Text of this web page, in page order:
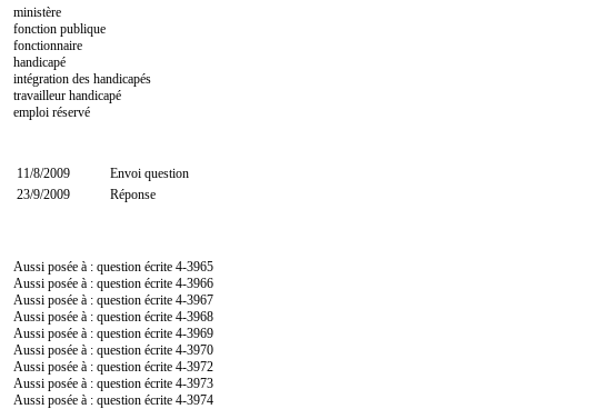
ministère
fonction publique
fonctionnaire
handicapé
intégration des handicapés
travailleur handicapé
emploi réservé
11/8/2009
Envoi question
23/9/2009
Réponse
Aussi posée à : question écrite 4-3965
Aussi posée à : question écrite 4-3966
Aussi posée à : question écrite 4-3967
Aussi posée à : question écrite 4-3968
Aussi posée à : question écrite 4-3969
Aussi posée à : question écrite 4-3970
Aussi posée à : question écrite 4-3972
Aussi posée à : question écrite 4-3973
Aussi posée à : question écrite 4-3974